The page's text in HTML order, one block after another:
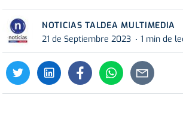
NOTICIAS TALDEA MULTIMEDIA
21 de Septiembre 2023
1 min de